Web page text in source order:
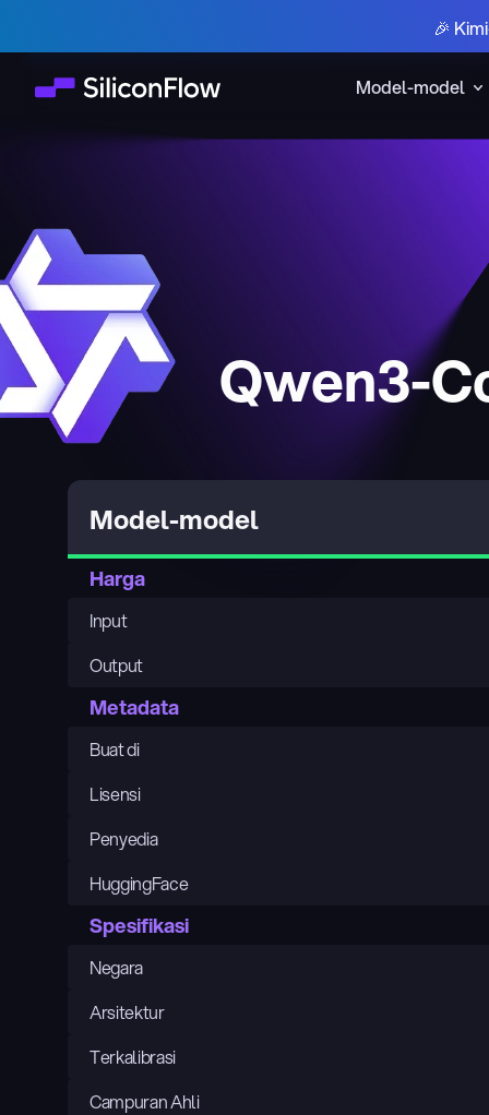
Model-model
🎉
Qwen3-
Model-model
Harga
Input
Output
Metadata
Buat di
Lisensi
Penyedia
HuggingFace
Spesifikasi
Negara
Arsitektur
Terkalibrasi
Campuran Ahli